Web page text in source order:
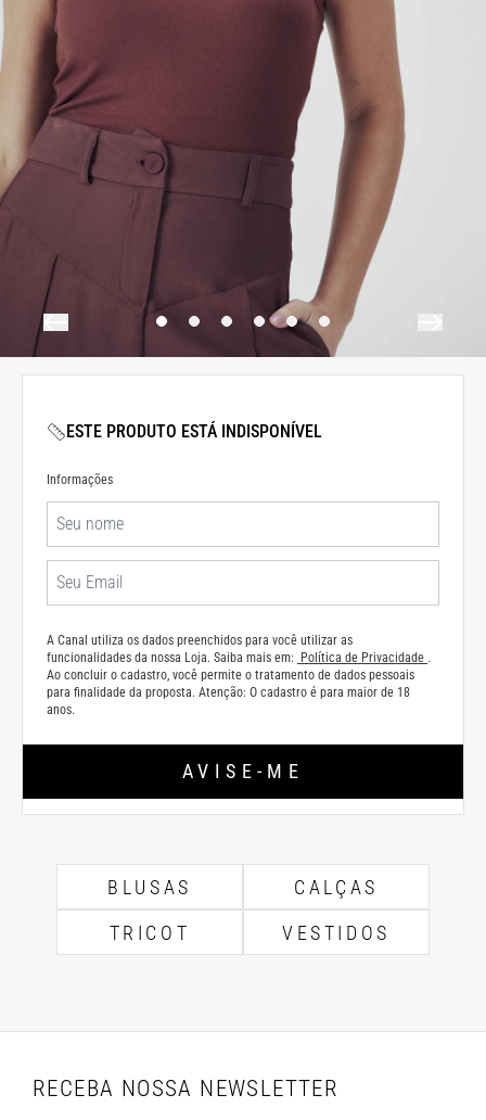
ESTE PRODUTO ESTÁ INDISPONÍVEL
Informações
A Canal utiliza os dados preenchidos para você utilizar as
funcionalidades da nossa Loja. Saiba mais em:
Política de Privacidade .
Ao concluir o cadastro, você permite o tratamento de dados pessoais
para finalidade da proposta. Atenção: O cadastro é para maior de 18
anos.
AVISE-ME
BLUSAS
CALÇAS
TRICOT
VESTIDOS
RECEBA NOSSA NEWSLETTER